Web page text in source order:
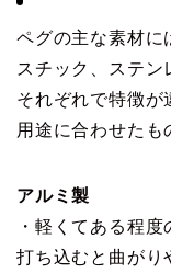
ペグの主な素材に
スチック、ステン
それぞれで特徴が
用途に合わせたも
アルミ製
・軽くてある程
打ち込むと曲がり